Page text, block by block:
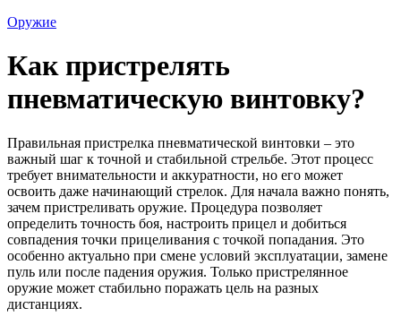
Оружие
Как пристрелять
пневматическую винтовку?
Правильная пристрелка пневматической винтовки – это
важный шаг к точной и стабильной стрельбе. Этот процесс
требует внимательности и аккуратности, но его может
освоить даже начинающий стрелок. Для начала важно понять,
зачем пристреливать оружие. Процедура позволяет
определить точность боя, настроить прицел и добиться
совпадения точки прицеливания с точкой попадания. Это
особенно актуально при смене условий эксплуатации, замене
пуль или после падения оружия. Только пристрелянное
оружие может стабильно поражать цель на разных
дистанциях.